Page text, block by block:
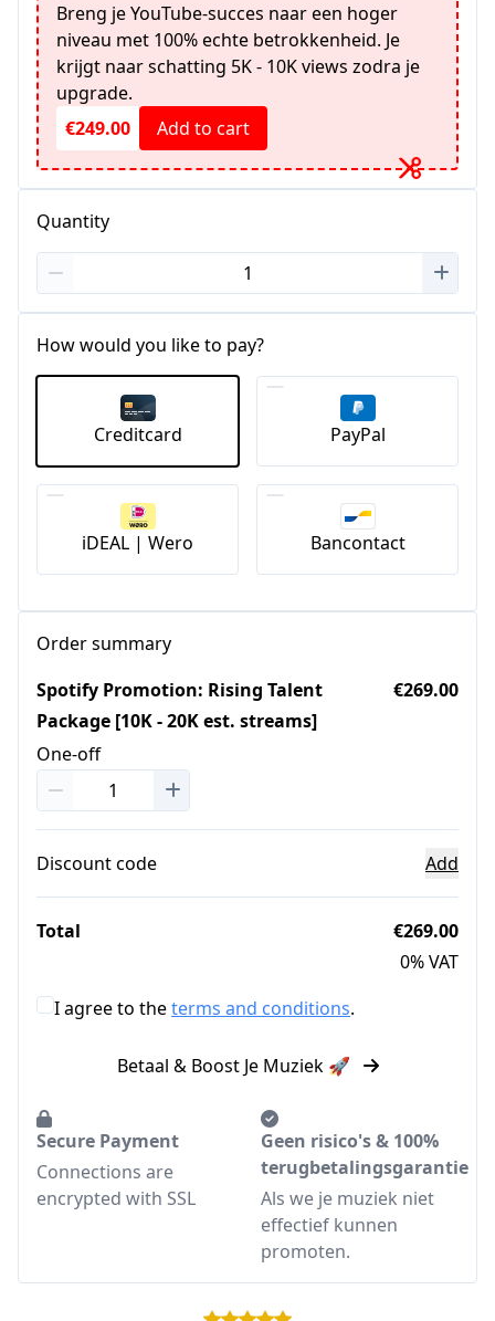
Breng je YouTube-succes naar een hoger
niveau met 100% echte betrokkenheid. Je
krijgt naar schatting 5K - 10K views zodra je
upgrade.
€249.00
Add to cart
Quantity
How would you like to pay?
Creditcard PayPal
iDEAL | Wero Bancontact
Order summary
Spotify Promotion: Rising Talent
Package [10K - 20K est. streams]
One-off
€269.00
Discount code Add
Total
€269.00
0% VAT
I agree to theterms and conditions.
Betaal & Boost Je Muziek 🚀
Secure Payment
Connections are
encrypted with SSL
Geen risico's & 100%
terugbetalingsgarantie
Als we je muziek niet
effectief kunnen
promoten.